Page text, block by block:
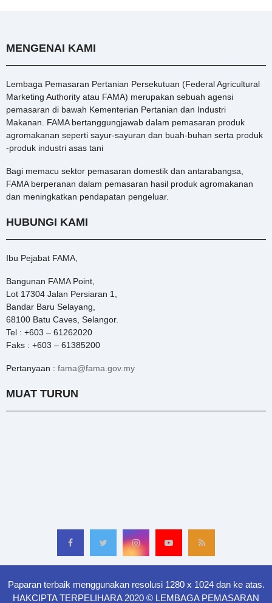
MENGENAI KAMI
Lembaga Pemasaran Pertanian Persekutuan (Federal Agricultural
Marketing Authority atau FAMA) merupakan sebuah agensi
pemasaran di bawah Kementerian Pertanian dan Industri
Makanan. FAMA bertanggungjawab dalam pemasaran produk
agromakanan seperti sayur-sayuran dan buah-buhan serta produk
-produk industri asas tani
Bagi memacu sektor pemasaran domestik dan antarabangsa,
FAMA berperanan dalam pemasaran hasil produk agromakanan
dan meningkatkan pendapatan pengeluar.
HUBUNGI KAMI
Ibu Pejabat FAMA,
Bangunan FAMA Point,
Lot 17304 Jalan Persiaran 1,
Bandar Baru Selayang,
68100 Batu Caves, Selangor.
Tel : +603 – 61262020
Faks : +603 – 61385200
Pertanyaan : fama@fama.gov.my
MUAT TURUN
Paparan terbaik menggunakan resolusi 1280 x 1024 dan ke atas.
HAKCIPTA TERPELIHARA 2020 © LEMBAGA PEMASARAN